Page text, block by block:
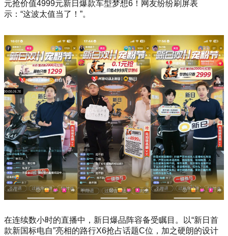
元抢价值4999元新日爆款车型梦想6！网友纷纷刷屏表
示：“这波太值当了！”。
在连续数小时的直播中，新日爆品阵容备受瞩目。以“新日首
款新国标电自”亮相的路行X6抢占话题C位，加之硬朗的设计